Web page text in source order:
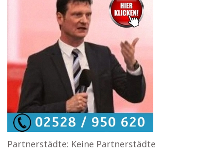
Partnerstädte: Keine Partnerstädte